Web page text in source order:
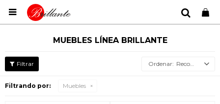

MUEBLES LÍNEA BRILLANTE
Recomendados
Filtrando por: Muebles